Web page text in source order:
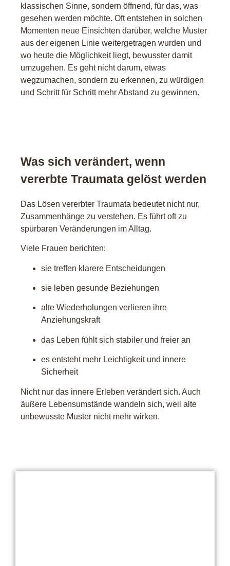
klassischen Sinne, sondern öffnend, für das, was
gesehen werden möchte. Oft entstehen in solchen
Momenten neue Einsichten darüber, welche Muster
aus der eigenen Linie weitergetragen wurden und
wo heute die Möglichkeit liegt, bewusster damit
umzugehen. Es geht nicht darum, etwas
wegzumachen, sondern zu erkennen, zu würdigen
und Schritt für Schritt mehr Abstand zu gewinnen.
Was sich verändert, wenn
vererbte Traumata gelöst werden
Das Lösen vererbter Traumata bedeutet nicht nur,
Zusammenhänge zu verstehen. Es führt oft zu
spürbaren Veränderungen im Alltag.
Viele Frauen berichten:
sie treffen klarere Entscheidungen
sie leben gesunde Beziehungen
alte Wiederholungen verlieren ihre
Anziehungskraft
das Leben fühlt sich stabiler und freier an
es entsteht mehr Leichtigkeit und innere
Sicherheit
Nicht nur das innere Erleben verändert sich. Auch
äußere Lebensumstände wandeln sich, weil alte
unbewusste Muster nicht mehr wirken.